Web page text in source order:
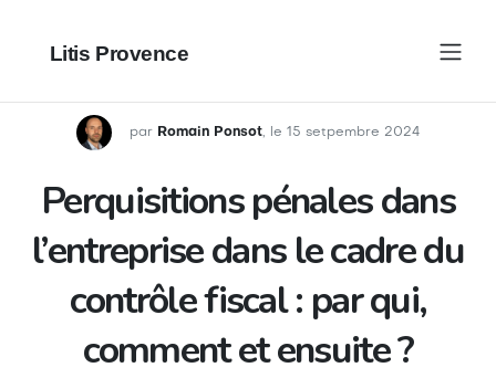
Litis Provence
par Romain Ponsot, le 15 setpembre 2024
Perquisitions pénales dans
l’entreprise dans le cadre du
contrôle fiscal : par qui,
comment et ensuite ?